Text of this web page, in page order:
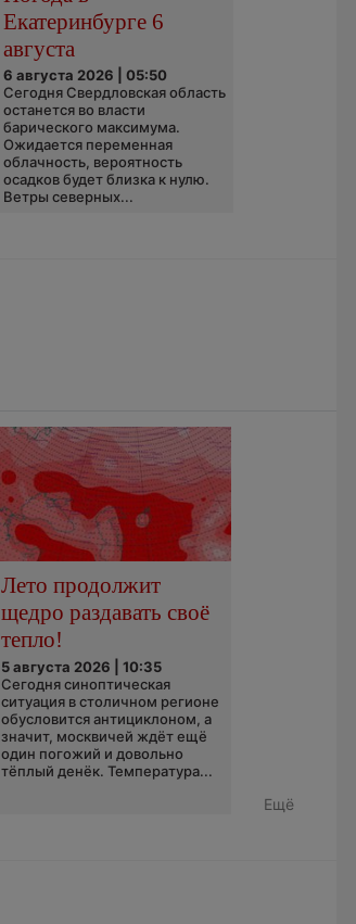
Екатеринбурге 6
августа
6 августа 2026 | 05:50
Сегодня Свердловская область
останется во власти
барического максимума.
Ожидается переменная
облачность, вероятность
осадков будет близка к нулю.
Ветры северных...
Лето продолжит
щедро раздавать своё
тепло!
5 августа 2026 | 10:35
Сегодня синоптическая
ситуация в столичном регионе
обусловится антициклоном, а
значит, москвичей ждёт ещё
один погожий и довольно
тёплый денёк. Температура...
Ещё